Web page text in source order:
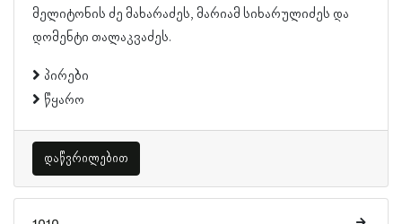
მელიტონის ძე მახარაძეს, მარიამ სიხარულიძეს და
დომენტი თალაკვაძეს.
პირები
წყარო
დაწვრილებით